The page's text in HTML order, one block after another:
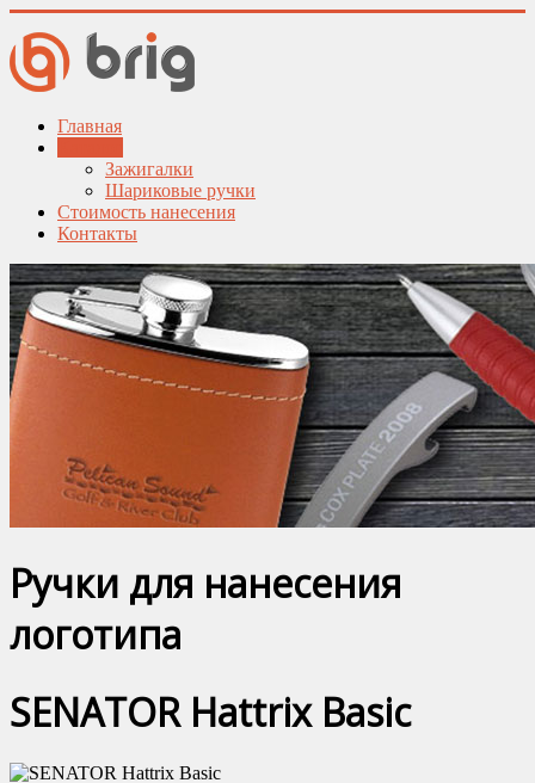
Главная
Зажигалки
Шариковые ручки
Стоимость нанесения
Контакты
Ручки для нанесения
логотипа
SENATOR Hattrix Basic